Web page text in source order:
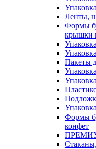
Ленты,
Формы
крышки
Пакеты
Формы
конфет